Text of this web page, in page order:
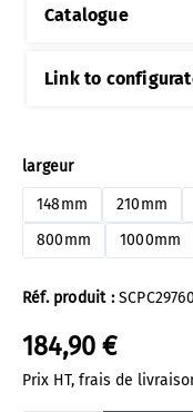
Catalogue
Link to
Réf. produit :
184,90 €
Prix HT, frais de
Sélectionnez
largeur
148mm
210mm
800mm
1000mm